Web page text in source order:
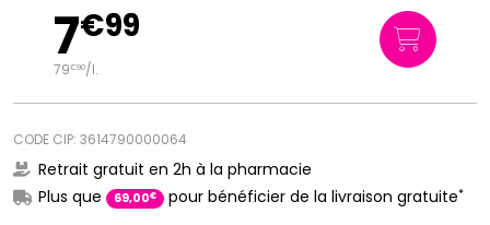
7€99
79€90/l.
CODE CIP: 3614790000064
Retrait gratuit en 2h à la pharmacie
Plus que
69,00€ pour bénéficier de la livraison gratuite*